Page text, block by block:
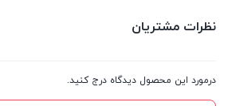
نظرات مشتریان
درمورد این محصول دیدگاه درج کنید.